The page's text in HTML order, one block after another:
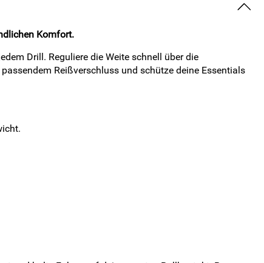
Komfort.
Drill. Reguliere die Weite schnell über die
Reißverschluss und schütze deine Essentials